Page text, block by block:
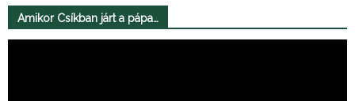
Amikor Csíkban járt a pápa…